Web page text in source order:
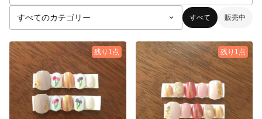
すべて 販売中
残り1点 残り1点